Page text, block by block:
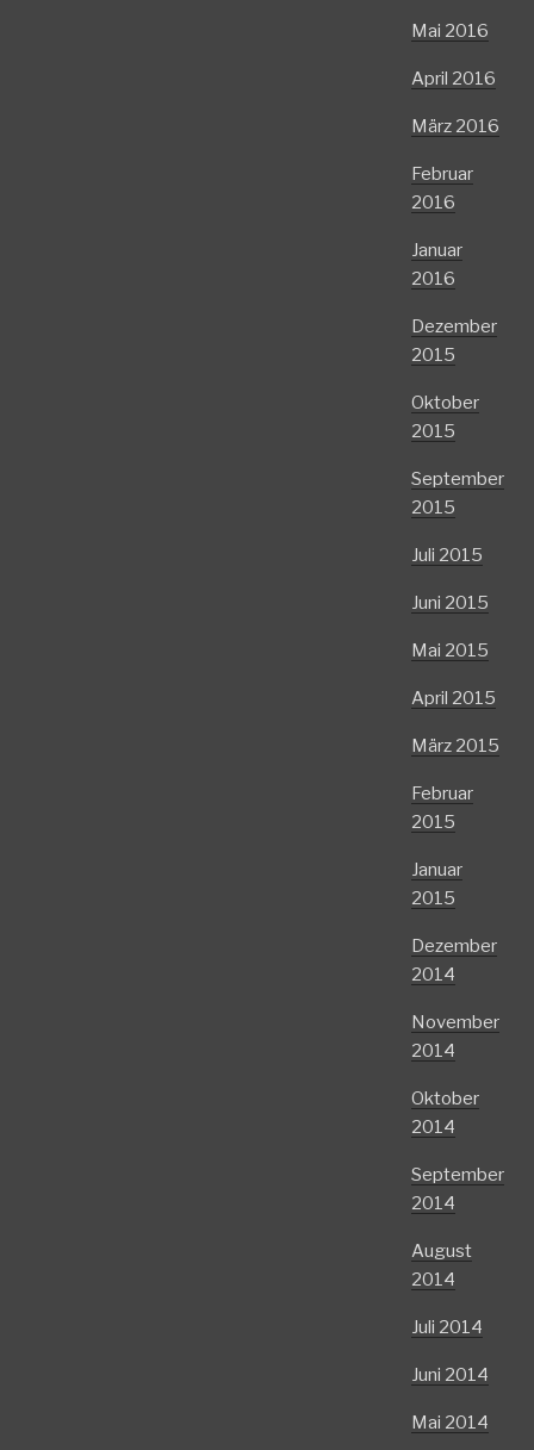
Mai 2016
April 2016
März 2016
Februar
2016
Januar
2016
Dezember
2015
Oktober
2015
September
2015
Juli 2015
Juni 2015
Mai 2015
April 2015
März 2015
Februar
2015
Januar
2015
Dezember
2014
November
2014
Oktober
2014
September
2014
August
2014
Juli 2014
Juni 2014
Mai 2014